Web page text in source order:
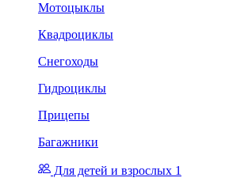
Мотоцыклы
Квадроциклы
Снегоходы
Гидроциклы
Прицепы
Багажники
Для детей и взрослых 1